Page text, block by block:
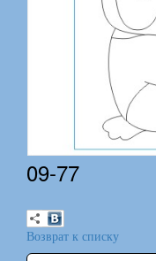
09-77
Возврат к списку